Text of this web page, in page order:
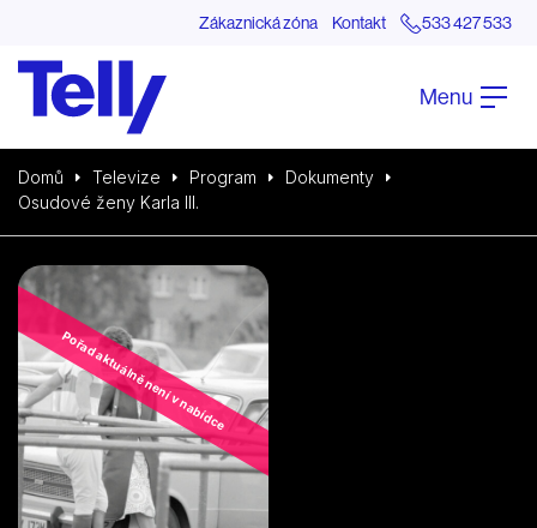
Zákaznická zóna Kontakt 533 427 533
Menu
Domů Televize Program
Dokumenty
Osudové ženy Karla III.
Pořad aktuálně není v nabídce